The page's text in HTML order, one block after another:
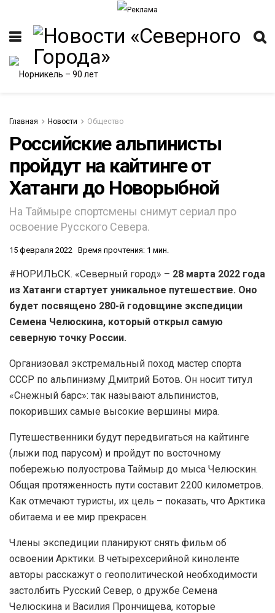
Главная Новости Общество
Российские альпинисты
пройдут на кайтинге от
Хатанги до Новорыбной
На Таймыре спортсмены снимут сериал про
освоение Русского Севера.
15 февраля 2022 Время прочтения: 1 мин.
#НОРИЛЬСК. «Северный город» – 28 марта 2022 года
из Хатанги стартует уникальное путешествие. Оно
будет посвящено 280-й годовщине экспедиции
Семена Челюскина, который открыл самую
северную точку России.
Организовал экстремальный поход мастер спорта
СССР по альпинизму Дмитрий Ботов. Он носит титул
«Снежный барс»: так называют альпинистов,
покоривших самые высокие вершины мира.
Путешественники будут передвигаться на кайтинге
(лыжи под парусом) и пройдут по восточному
побережью полуострова Таймыр до мыса Челюскин.
Общая протяженность пути составит 2200 километров.
Как отмечают туристы, их цель – показать, что Арктика
обитаема и ее мир прекрасен.
Члены экспедиции планируют снять фильм об
освоении Арктики. В четырехсерийной киноленте
авторы расскажут о геополитической необходимости
застолбить Русский Север, о дружбе Семена
Челюскина и Василия Прончищева, которые